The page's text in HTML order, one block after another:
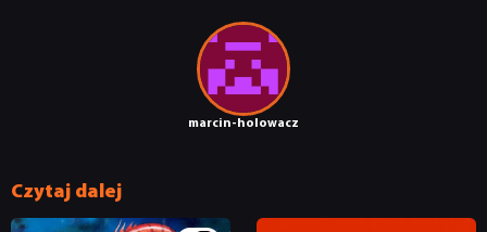
JUŻ GRALIŚMY
SKLEP
marcin-holowacz
Czytaj dalej